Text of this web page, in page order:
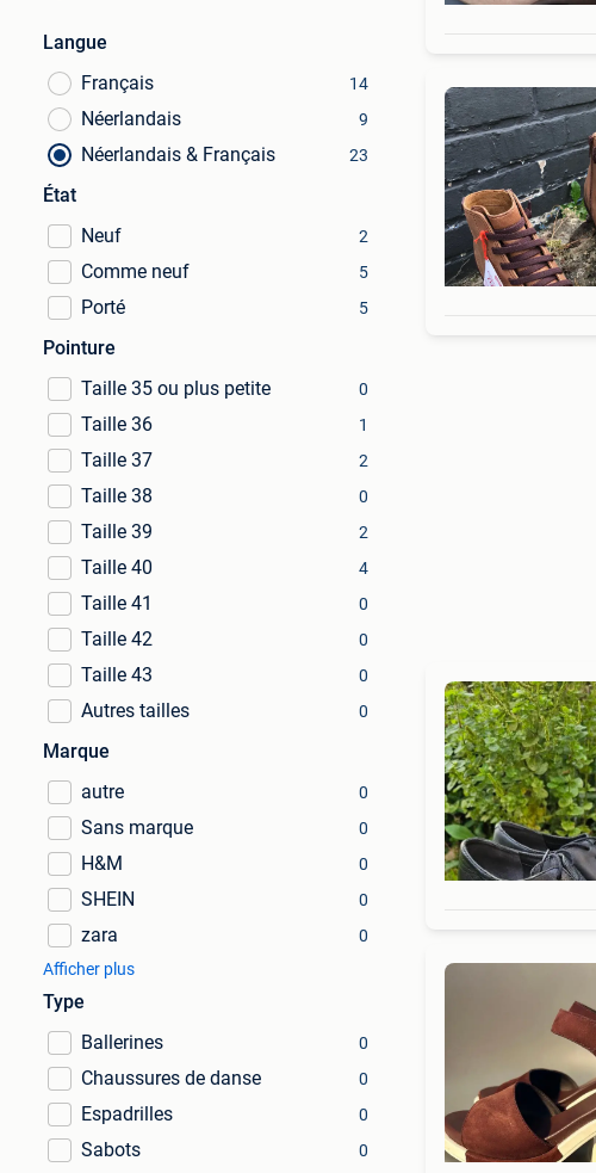
Langue
Français
14
Néerlandais 9
Néerlandais & Français 23
État
Neuf
2
Comme neuf 5
Porté 5
Pointure
Taille 35 ou plus petite
0
Taille 36 1
Taille 37 2
Taille 38 0
Taille 39 2
Taille 40 4
Taille 41 0
Taille 42 0
Taille 43 0
Autres tailles 0
Marque
autre
0
Sans marque 0
H&M 0
SHEIN 0
zara
0
Afficher plus
Type
Ballerines
0
Chaussures de danse 0
Espadrilles 0
Sabots 0